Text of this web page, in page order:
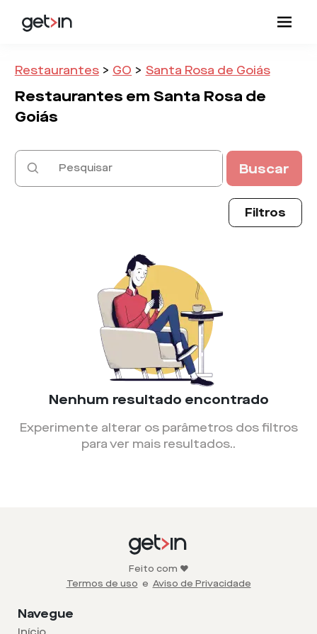
Restaurantes > GO > Santa Rosa de Goiás
Restaurantes emSanta Rosa de
Goiás
Buscar
Filtros
Nenhum resultado encontrado
Experimente alterar os parâmetros dos filtros
para ver mais resultados..
Feito com ❤️
Termos de uso e Aviso de Privacidade
Navegue